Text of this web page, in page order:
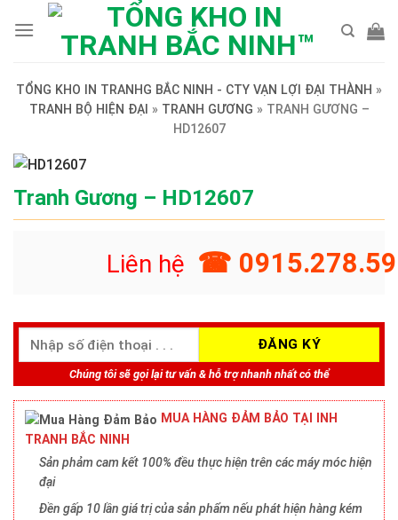
TỔNG KHO IN TRANHG BẮC NINH - CTY VẠN LỢI ĐẠI THÀNH »
TRANH BỘ HIỆN ĐẠI » TRANH GƯƠNG » TRANH GƯƠNG –
HD12607
Tranh Gương – HD12607
Liên hệ ☎
Chúng tôi sẽ gọi lại tư vấn & hỗ trợ nhanh nhất có thể
MUA HÀNG ĐẢM BẢO TẠI INH
TRANH BẮC NINH
Sản phảm cam kết 100% đều thực hiện trên các máy móc hiện
đại
Đền gấp 10 lần giá trị của sản phẩm nếu phát hiện hàng kém